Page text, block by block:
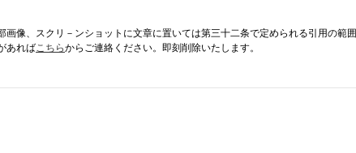
像、スクリ－ンショットに文章に置いては第三十二条で定められる引用の範囲
あればこちらからご連絡ください。即刻削除いたします。